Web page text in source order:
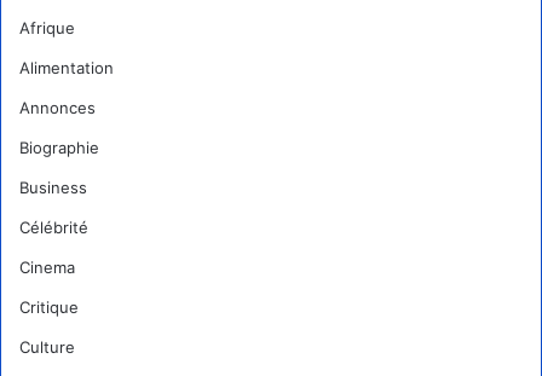
Afrique
Alimentation
Annonces
Biographie
Business
Célébrité
Cinema
Critique
Culture